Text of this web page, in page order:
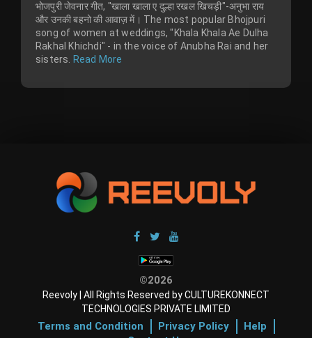
भोजपुरी जेवनार गीत, "खाला खाला ए दुल्हा रखल खिचड़ी"-अनुभा राय
और उनकी बहनो की आवाज़ में। The most popular Bhojpuri
song of women at weddings, "Khala Khala Ae Dulha
Rakhal Khichdi" - in the voice of Anubha Rai and her
sisters.
Read More
©2026
Reevoly | All Rights Reserved by CULTUREKONNECT
TECHNOLOGIES PRIVATE LIMITED
Terms and Condition Privacy Policy
Help